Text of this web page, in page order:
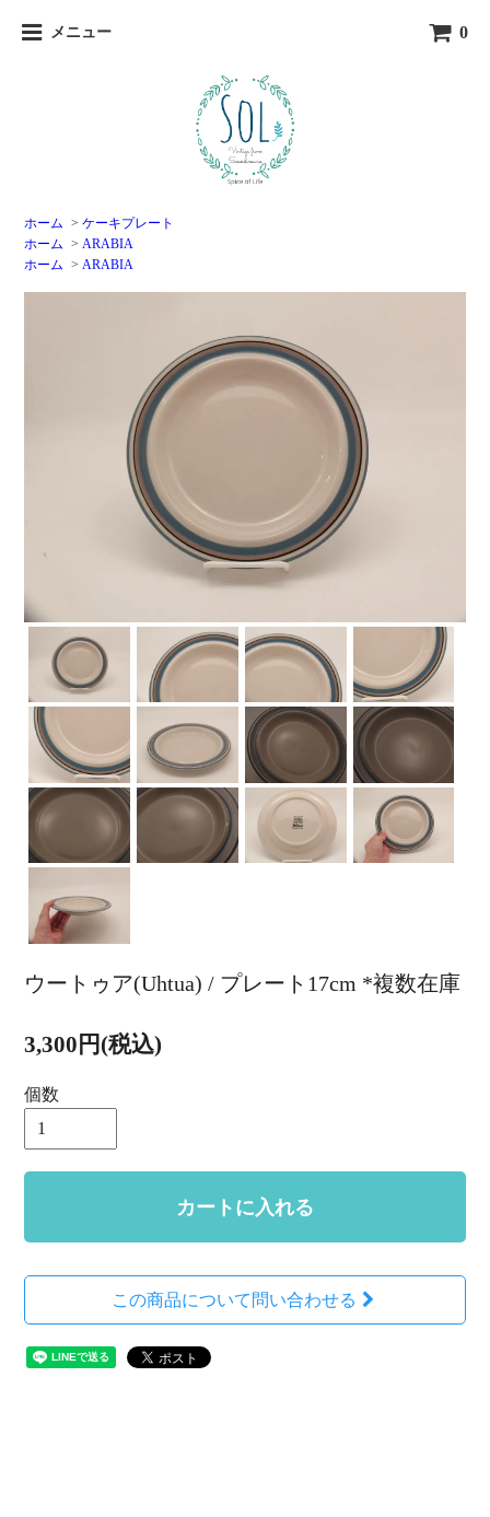
メニュー 0
ホーム >ケーキプレート
ホーム > ARABIA
ホーム > ARABIA
ウートゥア(Uhtua) / プレート17cm *複数在庫
3,300円(税込)
個数
カートに入れる
この商品について問い合わせる